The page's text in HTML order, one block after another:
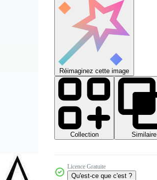
Réimaginez cette image
Collection
Similaire
Licence Gratuite
Qu'est-ce que c'est ?